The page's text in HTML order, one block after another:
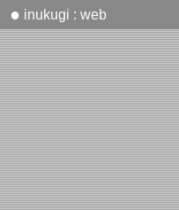
● inukugi : web